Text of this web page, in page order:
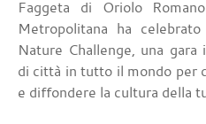
Faggeta di Oriolo
Metropolitana ha
Nature Challenge, una
di città in tutto il mondo per
e diffondere la cultura della